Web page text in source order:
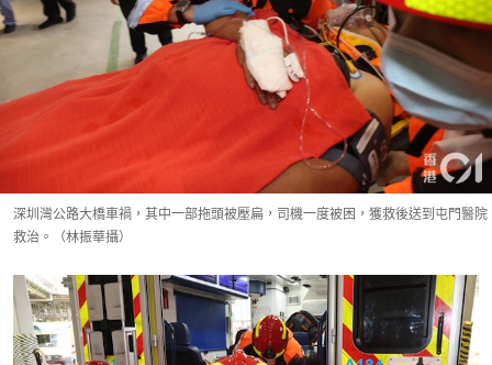
深圳灣公路大橋車禍，其中一部拖頭被壓扁，司機一度被困，獲救後送到屯門醫院
救治。（林振華攝）